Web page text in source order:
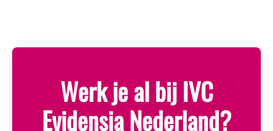
Werk je al bij IVC
Evidensia Nederland?